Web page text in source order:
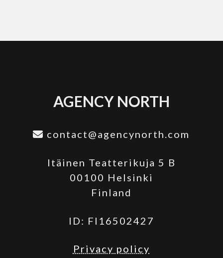
AGENCY NORTH
contact@agencynorth.com
Itäinen Teatterikuja 5 B
00100 Helsinki
Finland
ID: FI16502427
Privacy policy